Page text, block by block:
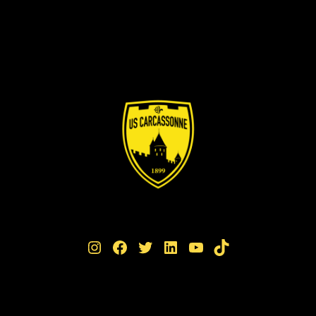
Instagram Facebook Twitter LinkedIn YouTube TikTok